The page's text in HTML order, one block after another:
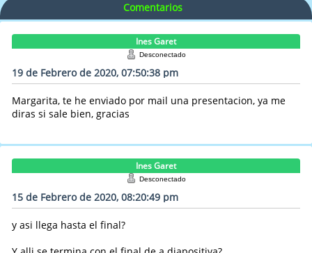
Comentarios
Ines Garet
Desconectado
19 de Febrero de 2020, 07:50:38 pm
Margarita, te he enviado por mail una presentacion, ya me
diras si sale bien, gracias
Ines Garet
Desconectado
15 de Febrero de 2020, 08:20:49 pm
y asi llega hasta el final?